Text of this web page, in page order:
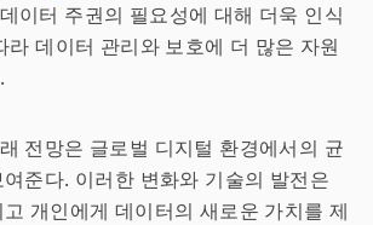
이터 주권의 필요성에 대해 더욱 인식
라 데이터 관리와 보호에 더 많은 자원
전망은 글로벌 디지털 환경에서의 균
준다. 이러한 변화와 기술의 발전은
개인에게 데이터의 새로운 가치를 제